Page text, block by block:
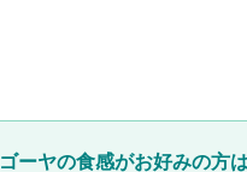
ーヤの食感がお好みの方